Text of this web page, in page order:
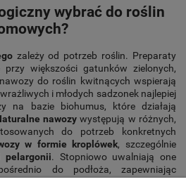
wybrać do roślin
zależy od potrzeb roślin. Preparaty
większości gatunków zielonych,
do roślin kwitnących wspierają
i młodych sadzonek najlepiej
na bazie biohumus, które działają
nawozy występują w różnych,
do potrzeb konkretnych
w formie kroplówek, szczególnie
pelargonii. Stopniowo uwalniają one
do podłoża, zapewniając